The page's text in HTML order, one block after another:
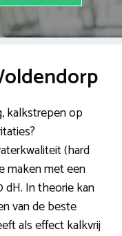
kalkstrepen op
(hard
maken met een
dH. In theorie kan
van de beste
als effect kalkvrij